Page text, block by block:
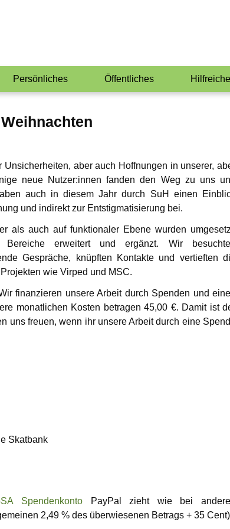
Persönliches
Marco
Max
Markus
Karamello
Johann
Klase
Öffentliches
Ähnliche
aber auch Hoffnungen in unserer,
neue Nutzer:innen fanden den Weg zu uns
auch in diesem Jahr durch SuH einen
und indirekt zur Entstigmatisierung bei.
als auch auf funktionaler Ebene wurden
erweitert und ergänzt. Wir
Gespräche, knüpften Kontakte und vertieften
wie Virped und MSC.
finanzieren unsere Arbeit durch Spenden und
monatlichen Kosten betragen 45,00 €. Damit ist
uns freuen, wenn ihr unsere Arbeit durch eine
Skatbank
Spendenkonto PayPal zieht wie bei
2,49 % des überwiesenen Betrags + 35 Cent)